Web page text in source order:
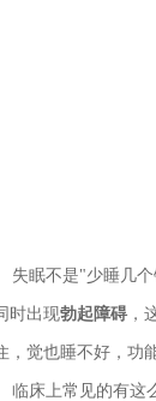
失眠不是"少睡几
时出现勃起障碍 ，
，觉也睡不好，功
临床上常见的有这